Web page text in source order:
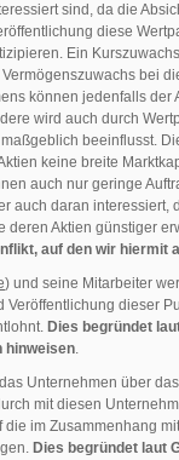
sind, da die
diese
Ein
bei
können jedenfalls
wird auch durch
beeinflusst.
keine breite
auch nur geringe
auch daran interessiert,
deren Aktien günstiger
auf den wir hiermit
) und seine Mitarbeiter
Veröffentlichung dieser
Dies begründet
hinweisen.
Unternehmen über
mit diesen
im Zusammenhang
Dies begründet laut